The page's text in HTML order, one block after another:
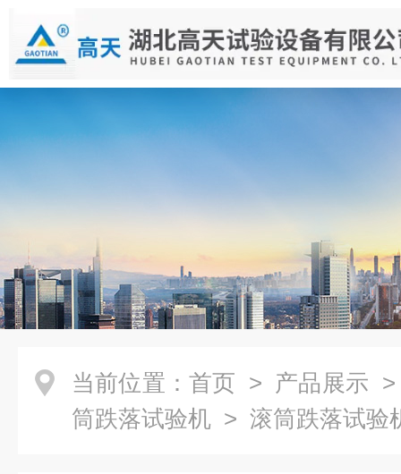
当前位置： 首页 > 产品展示
筒跌落试验机 > 滚筒跌落试验